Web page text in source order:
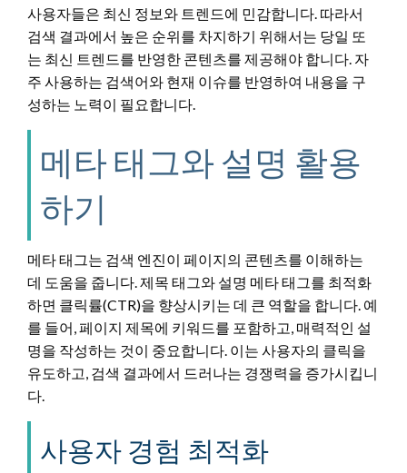
사용자들은 최신 정보와 트렌드에 민감합니다. 따라서
검색 결과에서 높은 순위를 차지하기 위해서는 당일 또
는 최신 트렌드를 반영한 콘텐츠를 제공해야 합니다. 자
주 사용하는 검색어와 현재 이슈를 반영하여 내용을 구
성하는 노력이 필요합니다.
메타 태그와 설명 활용
하기
메타 태그는 검색 엔진이 페이지의 콘텐츠를 이해하는
데 도움을 줍니다. 제목 태그와 설명 메타 태그를 최적화
하면 클릭률(CTR)을 향상시키는 데 큰 역할을 합니다. 예
를 들어, 페이지 제목에 키워드를 포함하고, 매력적인 설
명을 작성하는 것이 중요합니다. 이는 사용자의 클릭을
유도하고, 검색 결과에서 드러나는 경쟁력을 증가시킵니
다.
사용자 경험 최적화